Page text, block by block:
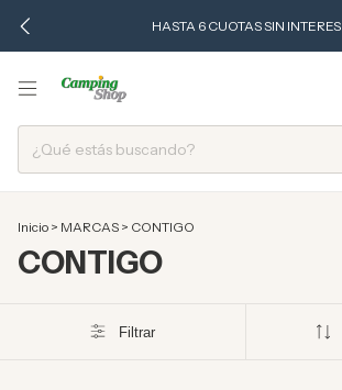
HASTA 6 CUOTAS SIN INTERES
Inicio > MARCAS > CONTIGO
CONTIGO
Filtrar